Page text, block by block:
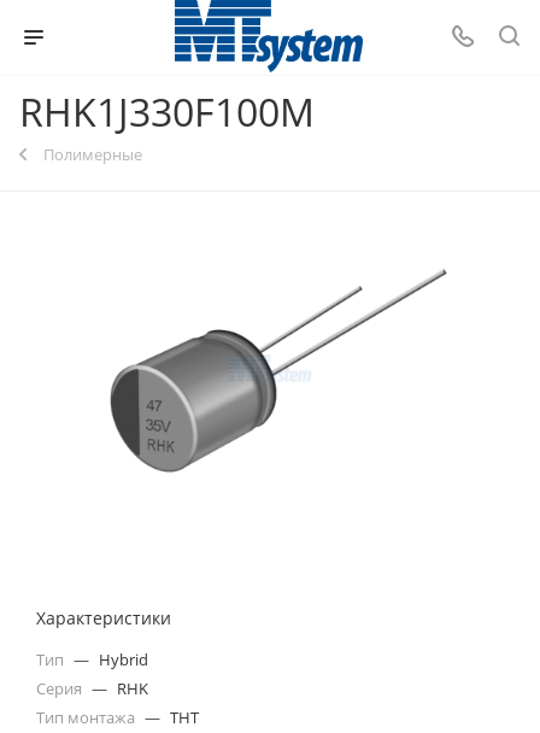
RHK1J330F100M
Полимерные
Характеристики
Тип — Hybrid
Серия — RHK
Тип монтажа — THT